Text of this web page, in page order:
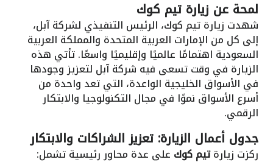
لمحة عن زيارة تيم كوك
شهدت زيارة تيم كوك، الرئيس التنفيذي لشركة آبل،
إلى كل من الإمارات العربية المتحدة والمملكة العربية
السعودية اهتمامًا عالميًا وإقليميًا واسعًا. تأتي هذه
الزيارة في وقت تسعى فيه شركة آبل لتعزيز وجودها
في الأسواق الخليجية الواعدة، التي تعد واحدة من
أسرع الأسواق نموًا في مجال التكنولوجيا والابتكار
الرقمي.
جدول أعمال الزيارة: تعزيز الشراكات والابتكار
ركزت زيارةتيم كوك على عدة محاور رئيسية تشمل: